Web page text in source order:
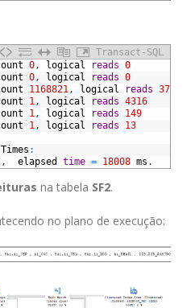
Transact-SQL
0, logical reads 0
0, logical reads 0
1168821, logical reads
1, logical reads 4316
1, logical reads
149
1, logical reads 13
Times :
, elapsed time = 18008 ms .
na tabela SF2.
no plano de execução: